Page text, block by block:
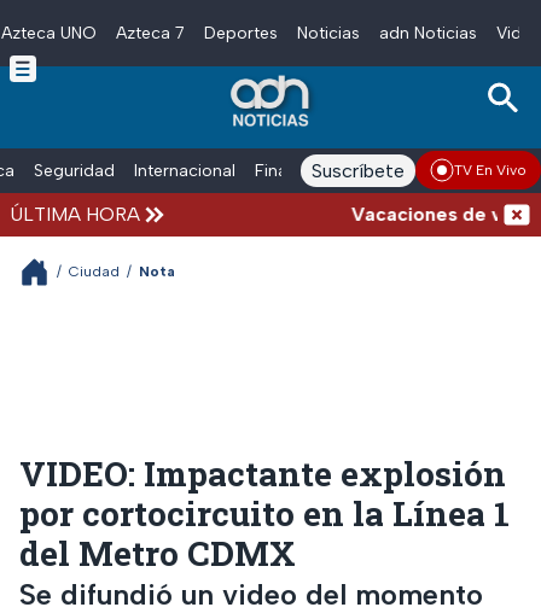
Skip to main content
Azteca UNO Azteca 7 Deportes Noticias adn Noticias
Seguridad Internacional Finanzas adn Noticias Radio
Suscríbete TV En Vivo
ÚLTIMA HORA Vacaciones de verano
/ Ciudad / Nota
VIDEO: Impactante explosión
por cortocircuito en la Línea 1
del Metro CDMX
Se difundió un video del momento